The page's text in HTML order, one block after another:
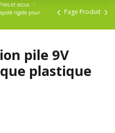
Piles et accus
rigide pour
Page Produit
pile 9V
plastique